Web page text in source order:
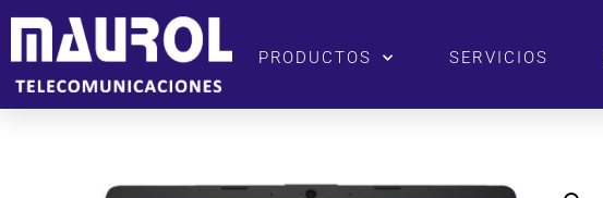
PRODUCTOS SERVICIOS